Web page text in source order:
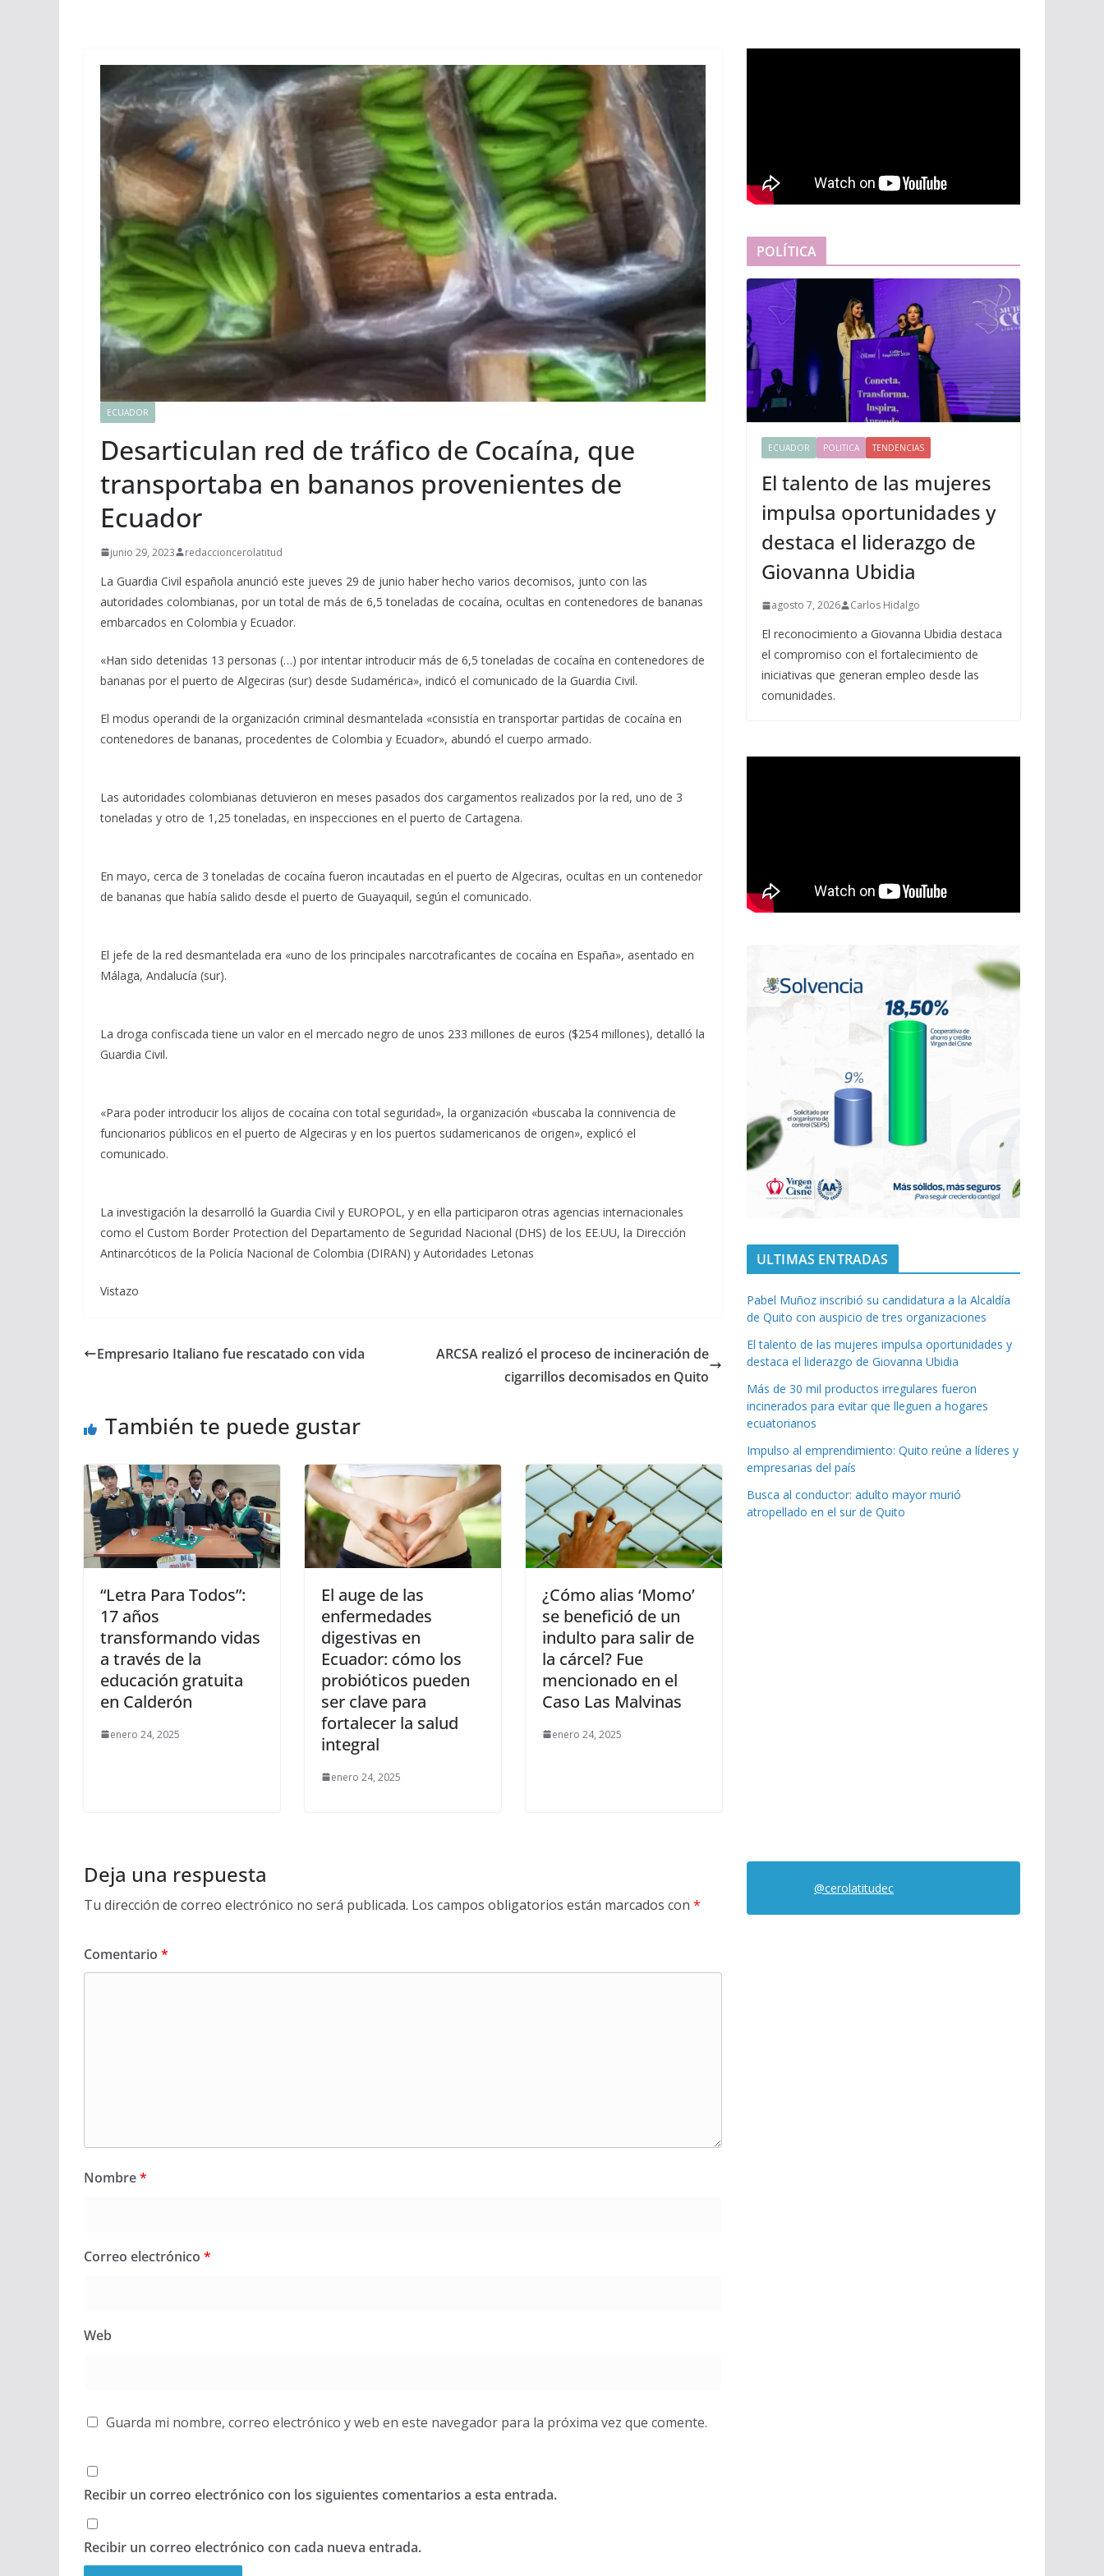
ECUADOR
Desarticulan red de tráfico de Cocaína, que
transportaba en bananos provenientes de
Ecuador
junio 29, 2023 redaccioncerolatitud
La Guardia Civil española anunció este jueves 29 de junio haber hecho varios decomisos, junto con las
autoridades colombianas, por un total de más de 6,5 toneladas de cocaína, ocultas en contenedores de bananas
embarcados en Colombia y Ecuador.
«Han sido detenidas 13 personas (…) por intentar introducir más de 6,5 toneladas de cocaína en contenedores de
bananas por el puerto de Algeciras (sur) desde Sudamérica», indicó el comunicado de la Guardia Civil.
El modus operandi de la organización criminal desmantelada «consistía en transportar partidas de cocaína en
contenedores de bananas, procedentes de Colombia y Ecuador», abundó el cuerpo armado.
Las autoridades colombianas detuvieron en meses pasados dos cargamentos realizados por la red, uno de 3
toneladas y otro de 1,25 toneladas, en inspecciones en el puerto de Cartagena.
En mayo, cerca de 3 toneladas de cocaína fueron incautadas en el puerto de Algeciras, ocultas en un contenedor
de bananas que había salido desde el puerto de Guayaquil, según el comunicado.
El jefe de la red desmantelada era «uno de los principales narcotraficantes de cocaína en España», asentado en
Málaga, Andalucía (sur).
La droga confiscada tiene un valor en el mercado negro de unos 233 millones de euros ($254 millones), detalló la
Guardia Civil.
«Para poder introducir los alijos de cocaína con total seguridad», la organización «buscaba la connivencia de
funcionarios públicos en el puerto de Algeciras y en los puertos sudamericanos de origen», explicó el
comunicado.
La investigación la desarrolló la Guardia Civil y EUROPOL, y en ella participaron otras agencias internacionales
como el Custom Border Protection del Departamento de Seguridad Nacional (DHS) de los EE.UU, la Dirección
Antinarcóticos de la Policía Nacional de Colombia (DIRAN) y Autoridades Letonas
Vistazo
Empresario Italiano fue rescatado con vida
ARCSA realizó el proceso de incineración de
cigarrillos decomisados en Quito
También te puede gustar
“Letra Para Todos”:
17 años
transformando vidas
a través de la
educación gratuita
en Calderón
enero 24, 2025
El auge de las
enfermedades
digestivas en
Ecuador: cómo los
probióticos pueden
ser clave para
fortalecer la salud
integral
enero 24, 2025
¿Cómo alias ‘Momo’
se benefició de un
indulto para salir de
la cárcel? Fue
mencionado en el
Caso Las Malvinas
enero 24, 2025
Deja una respuesta
Tu dirección de correo electrónico no será publicada. Los campos obligatorios están marcados con *
Comentario *
Nombre*
Correo electrónico *
Web
Guarda mi nombre, correo electrónico y web en este navegador para la próxima vez que comente.
Recibir un correo electrónico con los siguientes comentarios a esta entrada.
Recibir un correo electrónico con cada nueva entrada.
POLÍTICA
ECUADOR POLITICA TENDENCIAS
El talento de las mujeres
impulsa oportunidades y
destaca el liderazgo de
Giovanna Ubidia
agosto 7, 2026 Carlos Hidalgo
El reconocimiento a Giovanna Ubidia destaca
el compromiso con el fortalecimiento de
iniciativas que generan empleo desde las
comunidades.
ULTIMAS ENTRADAS
Pabel Muñoz inscribió su candidatura a la Alcaldía
de Quito con auspicio de tres organizaciones
El talento de las mujeres impulsa oportunidades y
destaca el liderazgo de Giovanna Ubidia
Más de 30 mil productos irregulares fueron
incinerados para evitar que lleguen a hogares
ecuatorianos
Impulso al emprendimiento: Quito reúne a líderes y
empresarias del país
Busca al conductor: adulto mayor murió
atropellado en el sur de Quito
@cerolatitudec